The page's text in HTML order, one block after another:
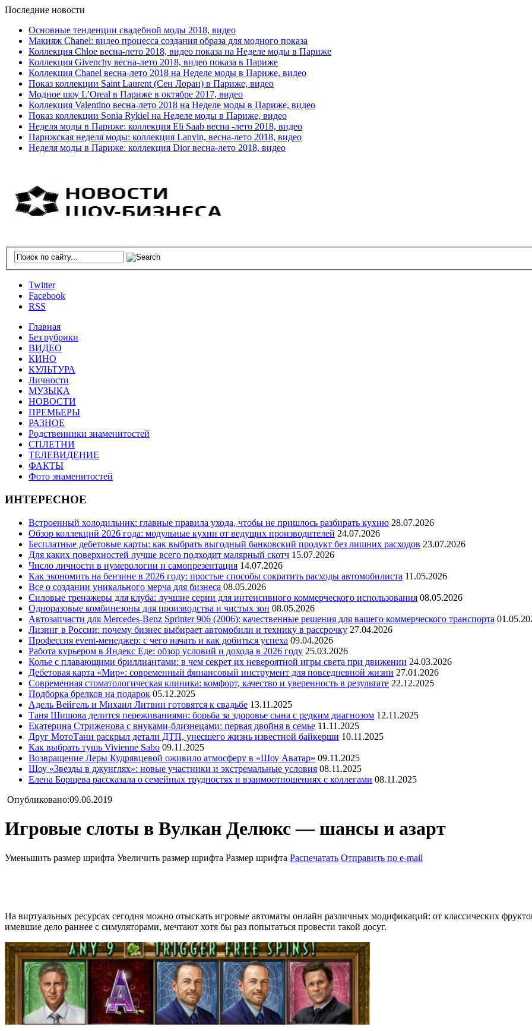
Последние новости
Основные тенденции свадебной моды 2018, видео
Макияж Chanel: видео процесса создания образа для модного показа
Коллекция Chloe весна-лето 2018, видео показа на Неделе моды в Париже
Коллекция Givenchy весна-лето 2018, видео показа в Париже
Коллекция Chanel весна-лето 2018 на Неделе моды в Париже, видео
Показ коллекции Saint Laurent (Сен Лоран) в Париже, видео
Модное шоу L’Oreal в Париже в октябре 2017, видео
Коллекция Valentino весна-лето 2018 на Неделе моды в Париже, видео
Показ коллекции Sonia Rykiel на Неделе моды в Париже, видео
Неделя моды в Париже: коллекция Eli Saab весна -лето 2018, видео
Парижская неделя моды: коллекция Lanvin, весна-лето 2018, видео
Неделя моды в Париже: коллекция Dior весна-лето 2018, видео
Twitter
Facebook
RSS
Главная
Без рубрики
ВИДЕО
КИНО
КУЛЬТУРА
Личности
МУЗЫКА
НОВОСТИ
ПРЕМЬЕРЫ
РАЗНОЕ
Родственники знаменитостей
СПЛЕТНИ
ТЕЛЕВИДЕНИЕ
ФАКТЫ
Фото знаменитостей
ИНТЕРЕСНОЕ
Встроенный холодильник: главные правила ухода, чтобы не пришлось разбирать кухню 28.07.2026
Обзор коллекций 2026 года: модульные кухни от ведущих производителей 24.07.2026
Бесплатные дебетовые карты: как выбрать выгодный банковский продукт без лишних расходов 23.07.2026
Для каких поверхностей лучше всего подходит малярный скотч 15.07.2026
Число личности в нумерологии и самопрезентация 14.07.2026
Как экономить на бензине в 2026 году: простые способы сократить расходы автомобилиста 11.05.2026
Все о создании уникального мерча для бизнеса 08.05.2026
Силовые тренажеры для клуба: лучшие серии для интенсивного коммерческого использования 08.05.2026
Одноразовые комбинезоны для производства и чистых зон 08.05.2026
Автозапчасти для Mercedes-Benz Sprinter 906 (2006): качественные решения для вашего коммерческого транспорта
Лизинг в России: почему бизнес выбирает автомобили и технику в рассрочку 27.04.2026
Профессия event-менеджер: с чего начать и как добиться успеха 09.04.2026
Работа курьером в Яндекс Еде: обзор условий и дохода в 2026 году 25.03.2026
Колье с плавающими бриллиантами: в чем секрет их невероятной игры света при движении 24.03.2026
Дебетовая карта «Мир»: современный финансовый инструмент для повседневной жизни 27.01.2026
Современная стоматологическая клиника: комфорт, качество и уверенность в результате 22.12.2025
Подборка брелков на подарок 05.12.2025
Адель Вейгель и Михаил Литвин готовятся к свадьбе 13.11.2025
Таня Шишова делится переживаниями: борьба за здоровье сына с редким диагнозом 12.11.2025
Екатерина Стриженова с внуками-близнецами: первая двойня в семье 11.11.2025
Друг МотоТани раскрыл детали ДТП, унесшего жизнь известной байкерши 10.11.2025
Как выбрать тушь Vivienne Sabo 09.11.2025
Возвращение Леры Кудрявцевой оживило атмосферу в «Шоу Аватар» 09.11.2025
Шоу «Звезды в джунглях»: новые участники и экстремальные условия 08.11.2025
Елена Борщева рассказала о семейных трудностях и взаимоотношениях с коллегами 08.11.2025
Опубликовано:09.06.2019
Игровые слоты в Вулкан Делюкс — шансы и азарт
Уменьшить размер шрифта Увеличить размер шрифта Размер шрифта Распечатать Отправить по e-mail
На виртуальных ресурсах сегодня можно отыскать игровые автоматы онлайн различных модификаций: от классических
имевшие дело раннее с симуляторами, мечтают хотя бы раз попытаться провести такой досуг.